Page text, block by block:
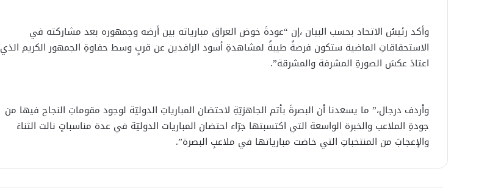
وأكد رئيسُ الاتحاد بحسب البيان ،إن “عودةَ خوض العراق مبارياته بين أرضه وجمهوره بعد مشاركته في
الاستحقاقاتِ الماضية ستكون فرصةً طيبةً لمشاهدةِ أسود الرافدين عن قربٍ وسط حفاوةِ الجمهور الكريم الذي
اعتادَ عكسَ الصورةِ المشرفة والمشرقة”.
وأردف درجال،” ما يسعدنا أن البصرةَ بأتم الجاهزيّةِ لاحتضان المبارياتِ الدوليّة لوجود مقوماتِ النجاح فيها من
جودةِ الملاعب والخبرة الواسعة التي اكتسبتها جرّاء احتضان المباريات الدوليّة في عدة مناسباتٍ نالت الثناءَ
والإعجابَ من المنتخباتِ التي خاضت مبارياتها في ملاعبِ البصرة”.